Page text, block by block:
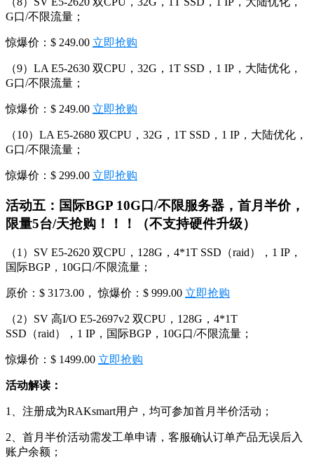
G口/不限流量；
惊爆价：$ 249.00 立即抢购
（9）LA E5-2630 双CPU，32G，1T SSD，1 IP，大陆优化，
G口/不限流量；
惊爆价：$ 249.00 立即抢购
（10）LA E5-2680 双CPU，32G，1T SSD，1 IP，大陆优化，
G口/不限流量；
惊爆价：$ 299.00 立即抢购
活动五：国际BGP 10G口/不限服务器，首月半价，
限量5台/天抢购！！！（不支持硬件升级）
（1）SV E5-2620 双CPU，128G，4*1T SSD（raid），1 IP，
国际BGP，10G口/不限流量；
原价：$ 3173.00， 惊爆价：$ 999.00 立即抢购
（2）SV 高I/O E5-2697v2 双CPU，128G，4*1T
SSD（raid），1 IP，国际BGP，10G口/不限流量；
惊爆价：$ 1499.00 立即抢购
活动解读：
1、注册成为RAKsmart用户，均可参加首月半价活动；
2、首月半价活动需发工单申请，客服确认订单产品无误后入
账户余额；